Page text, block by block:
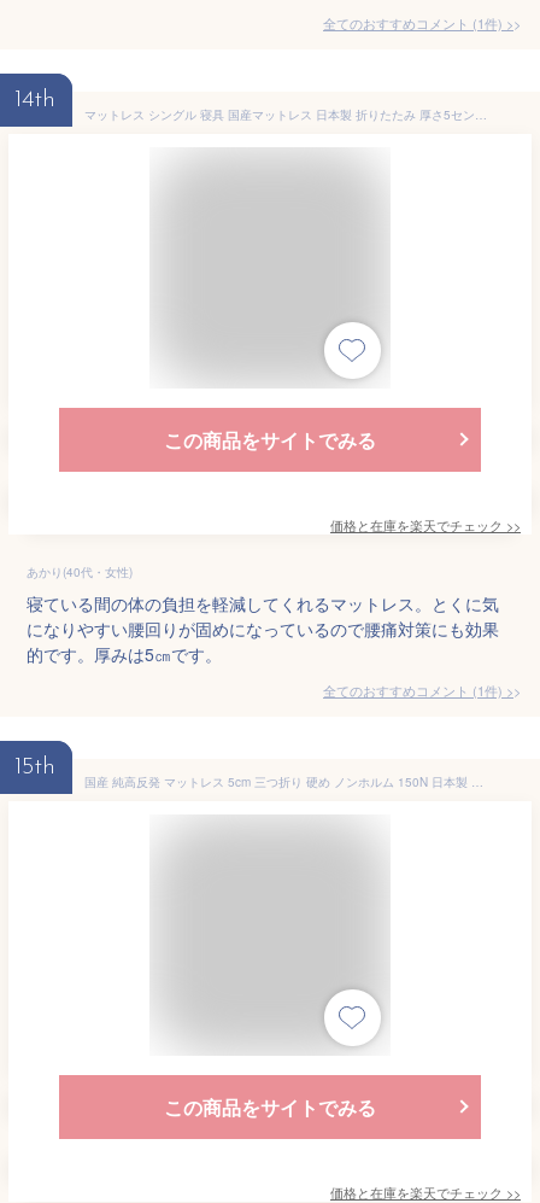
全てのおすすめコメント (1件) >
14th
マットレス シングル 寝具 国産マットレス 日本製 折りたたみ 厚さ5センチ 5cm ベッド用マットレス 軽量 来客用 車中泊 ベッドマットレス シングルマットレス 人気マットレス コンパクト 4つ折り 布団 敷き布団 4配色 真ん中硬め《バランスS》
この商品をサイトでみる
価格と在庫を楽天でチェック >>
あかり(40代・女性)
寝ている間の体の負担を軽減してくれるマットレス。とくに気
になりやすい腰回りが固めになっているので腰痛対策にも効果
的です。厚みは5㎝です。
全てのおすすめコメント (1件) >
15th
国産 純高反発 マットレス 5cm 三つ折り 硬め ノンホルム 150N 日本製 高反発 ウレタンマット ウレタン ベッドマットレス ベッドマット マット 3つ折り 折りたたみ 折り畳み 厚め 厚手 軽量 シングル セミダブル ダブル ホワイト グレージュ グレー
この商品をサイトでみる
価格と在庫を楽天でチェック >>